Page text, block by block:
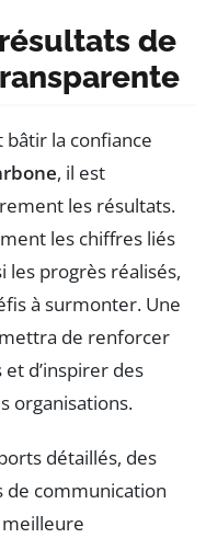
de
bâtir la confiance
, il est
les résultats.
les chiffres liés
les progrès réalisés,
à surmonter. Une
de renforcer
d’inspirer des
organisations.
détaillés, des
de communication